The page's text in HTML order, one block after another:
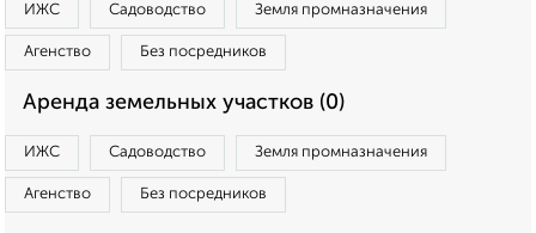
ИЖС Садоводство Земля промназначения
Агенство Без посредников
Аренда земельных участков (0)
ИЖС Садоводство Земля промназначения
Агенство Без посредников